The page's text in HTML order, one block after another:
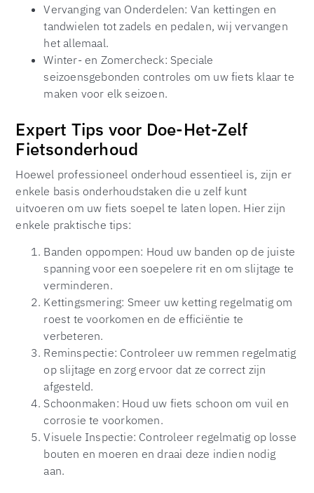
Vervanging van Onderdelen: Van kettingen en
tandwielen tot zadels en pedalen, wij vervangen
het allemaal.
Winter- en Zomercheck: Speciale
seizoensgebonden controles om uw fiets klaar te
maken voor elk seizoen.
Expert Tips voor Doe-Het-Zelf
Fietsonderhoud
Hoewel professioneel onderhoud essentieel is, zijn er
enkele basis onderhoudstaken die u zelf kunt
uitvoeren om uw fiets soepel te laten lopen. Hier zijn
enkele praktische tips:
Banden oppompen: Houd uw banden op de juiste
spanning voor een soepelere rit en om slijtage te
verminderen.
Kettingsmering: Smeer uw ketting regelmatig om
roest te voorkomen en de efficiëntie te
verbeteren.
Reminspectie: Controleer uw remmen regelmatig
op slijtage en zorg ervoor dat ze correct zijn
afgesteld.
Schoonmaken: Houd uw fiets schoon om vuil en
corrosie te voorkomen.
Visuele Inspectie: Controleer regelmatig op losse
bouten en moeren en draai deze indien nodig
aan.